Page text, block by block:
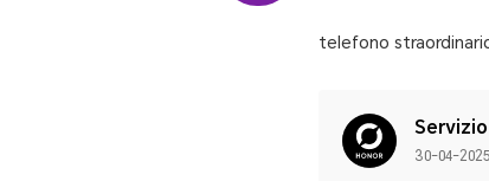
telefono
30-04-2025